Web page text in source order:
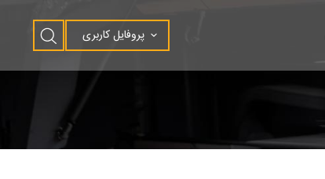
پروفایل کاربری